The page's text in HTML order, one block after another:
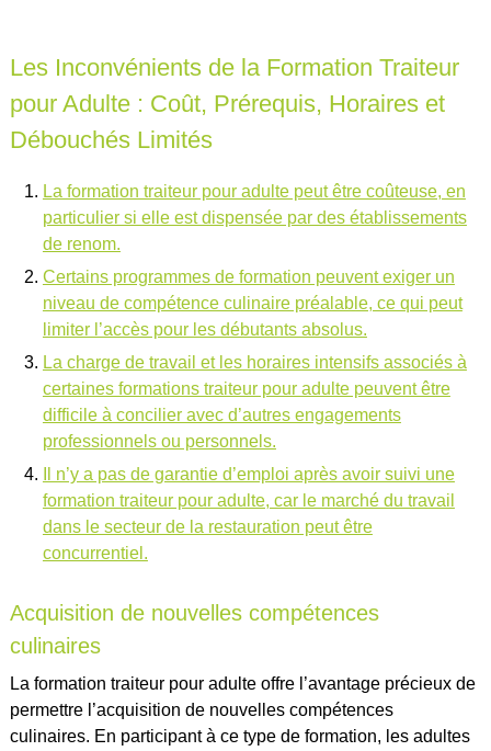
Les Inconvénients de la Formation Traiteur
pour Adulte : Coût, Prérequis, Horaires et
Débouchés Limités
La formation traiteur pour adulte peut être coûteuse, en
particulier si elle est dispensée par des établissements
de renom.
Certains programmes de formation peuvent exiger un
niveau de compétence culinaire préalable, ce qui peut
limiter l’accès pour les débutants absolus.
La charge de travail et les horaires intensifs associés à
certaines formations traiteur pour adulte peuvent être
difficile à concilier avec d’autres engagements
professionnels ou personnels.
Il n’y a pas de garantie d’emploi après avoir suivi une
formation traiteur pour adulte, car le marché du travail
dans le secteur de la restauration peut être
concurrentiel.
Acquisition de nouvelles compétences
culinaires
La formation traiteur pour adulte offre l’avantage précieux de
permettre l’acquisition de nouvelles compétences
culinaires. En participant à ce type de formation, les adultes